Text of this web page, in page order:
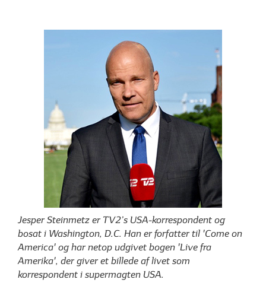
Jesper Steinmetz er TV2’s USA-korrespondent og
bosat i Washington, D.C. Han er forfatter til 'Come on
America' og har netop udgivet bogen 'Live fra
Amerika', der giver et billede af livet som
korrespondent i supermagten USA.